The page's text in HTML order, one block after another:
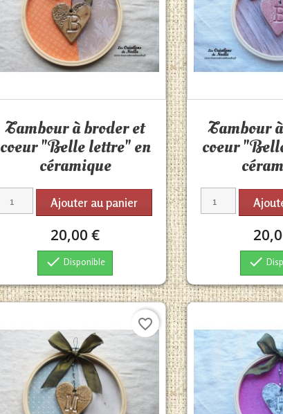
Tambour à broder et
coeur "Belle lettre" en
céramique
Ajouter au panier
20,00 €
 Disponible
Tambour
coeur

favorite_border